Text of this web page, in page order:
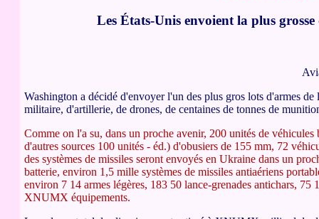
Les États-Unis envoient la plus
Washington a décidé d'envoyer l'un des plus gros lots d'armes
militaire, d'artillerie, de drones, de centaines de tonnes de
Comme on l'a su, dans un proche avenir, 200 unités de
d'autres sources 100 unités - éd.) d'obusiers de 155 mm, 72
des systèmes de missiles seront envoyés en Ukraine dans un
batterie, environ 1,5 mille systèmes de missiles antiaériens
environ 7 14 armes légères, 183 50 lance-grenades antichars,
XNUMX équipements.